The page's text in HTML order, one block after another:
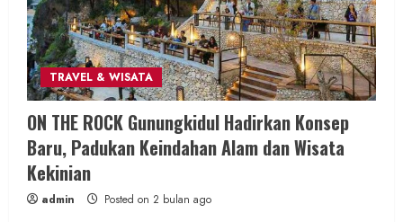
2 MIN READ
Berita Daerah SOSIAL
Antisipasi Banjir Musim Hujan, Panewu
Nglipar Pimpin Aksi Bersih Sungai Libatkan
250 Personel
TRAVEL & WISATA
ON THE ROCK Gunungkidul Hadirkan Konsep
Baru, Padukan Keindahan Alam dan Wisata
Kekinian
admin Posted on 2 bulan ago